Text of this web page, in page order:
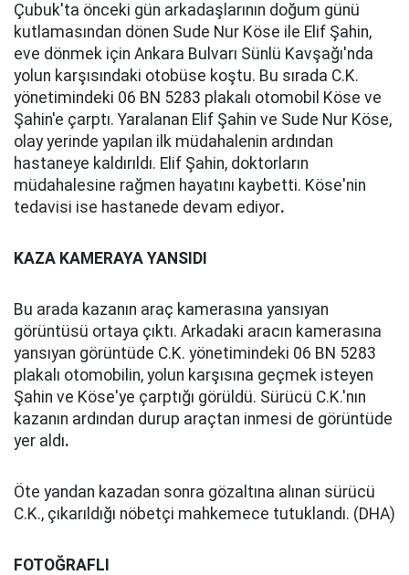
Çubuk'ta önceki gün arkadaşlarının doğum günü
kutlamasından dönen Sude Nur Köse ile Elif Şahin,
eve dönmek için Ankara Bulvarı Sünlü Kavşağı'nda
yolun karşısındaki otobüse koştu. Bu sırada C.K.
yönetimindeki 06 BN 5283 plakalı otomobil Köse ve
Şahin'e çarptı. Yaralanan Elif Şahin ve Sude Nur Köse,
olay yerinde yapılan ilk müdahalenin ardından
hastaneye kaldırıldı. Elif Şahin, doktorların
müdahalesine rağmen hayatını kaybetti. Köse'nin
tedavisi ise hastanede devam ediyor.
KAZA KAMERAYA YANSIDI
Bu arada kazanın araç kamerasına yansıyan
görüntüsü ortaya çıktı. Arkadaki aracın kamerasına
yansıyan görüntüde C.K. yönetimindeki 06 BN 5283
plakalı otomobilin, yolun karşısına geçmek isteyen
Şahin ve Köse'ye çarptığı görüldü. Sürücü C.K.'nın
kazanın ardından durup araçtan inmesi de görüntüde
yer aldı.
Öte yandan kazadan sonra gözaltına alınan sürücü
C.K., çıkarıldığı nöbetçi mahkemece tutuklandı. (DHA)
FOTOĞRAFLI